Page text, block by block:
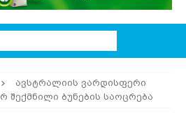
ავსტრალიის ვარდისფერი
შექმნილი ბუნების საოცრება